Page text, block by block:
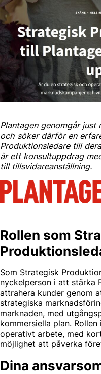
Plantagen genomgår just
och söker därför en
Produktionsledare till
är ett konsultuppdrag
till tillsvidareanställning.
Rollen som
Som Strategisk
nyckelperson i att stärka
attrahera kunder genom
strategiska
marknaden, med
kommersiella plan.
operativt arbete, med
möjlighet att påverka
Dina